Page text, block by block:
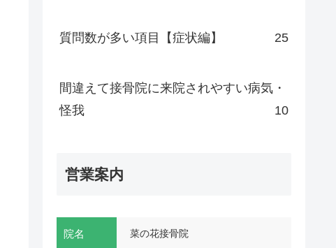
質問数が多い項目【症状編】 25
間違えて接骨院に来院されやすい病気・
怪我
10
営業案内
院名 菜の花接骨院